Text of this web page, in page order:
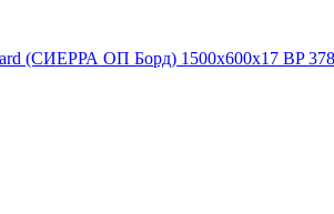
(СИЕРРА ОП Борд) 1500x600x17 BP